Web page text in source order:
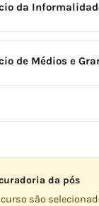
da
de Médios e
da pós
são